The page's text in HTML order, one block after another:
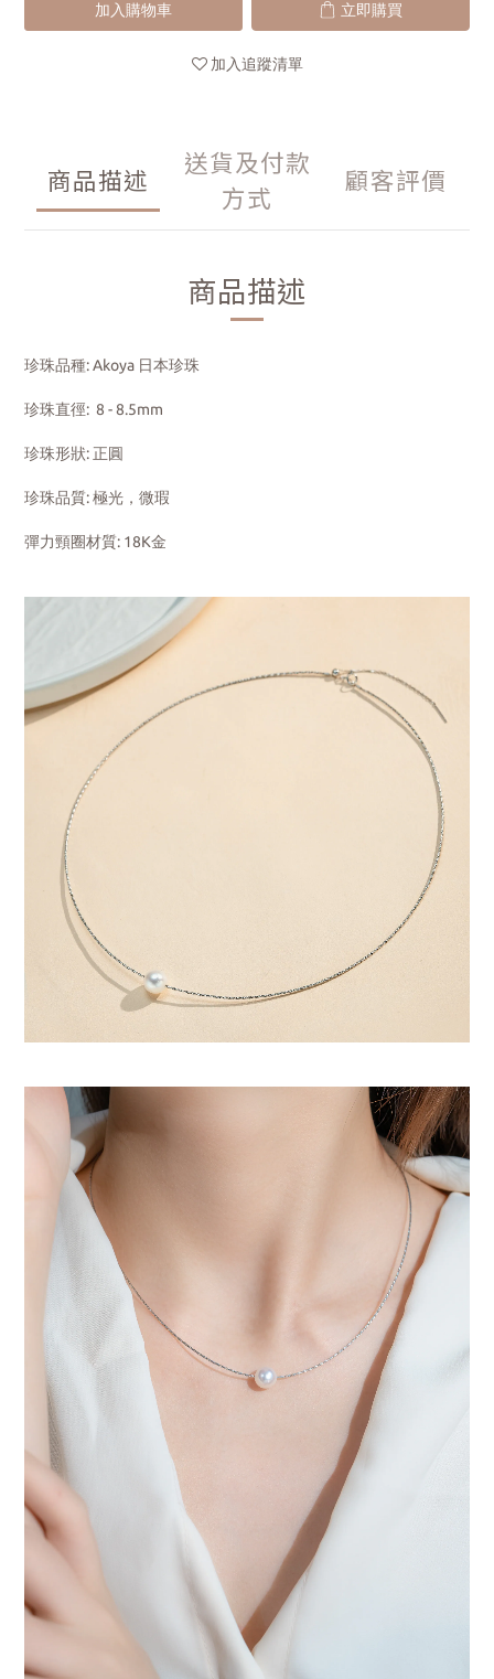
加入購物車 立即購買
加入追蹤清單
商品描述
送貨及付款
方式
顧客評價
商品描述
珍珠品種: Akoya 日本珍珠
珍珠直徑: 8 - 8.5mm
珍珠形狀: 正圓
珍珠品質: 極光，微瑕
彈力頸圈材質: 18K金